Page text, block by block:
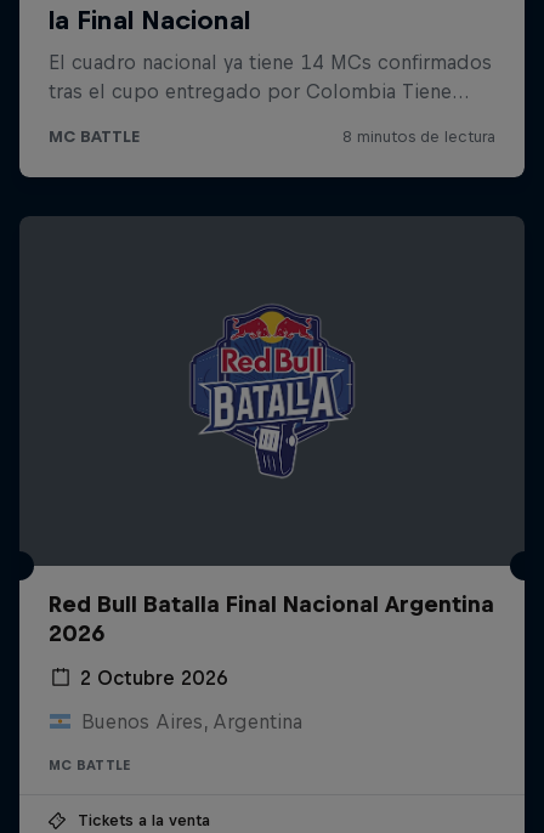
Red Bull Batalla Final Nacional Argentina
2026
2 Octubre 2026
Buenos Aires, Argentina
MC BATTLE
Tickets a la venta